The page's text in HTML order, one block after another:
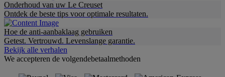
Onderhoud van uw Le Creuset
Ontdek de beste tips voor optimale resultaten.
Hoe de anti-aanbaklaag gebruiken
Getest. Vertrouwd. Levenslange garantie.
Bekijk alle verhalen
We accepteren de volgendebetaalmethoden